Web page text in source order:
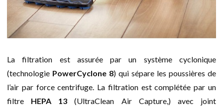
La filtration est assurée par un système cyclonique
(technologie PowerCyclone 8) qui sépare les poussières de
l’air par force centrifuge. La filtration est complétée par un
filtre HEPA 13(UltraClean Air Capture,) avec joint